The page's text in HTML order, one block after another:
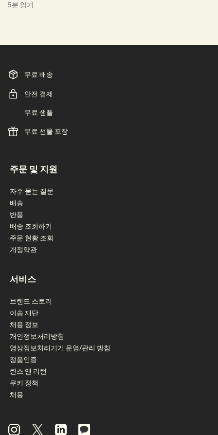
5분 읽기
무료 배송
안전 결제
무료 샘플
무료 선물 포장
주문 및 지원
자주 묻는 질문
배송
반품
배송 조회하기
주문 현황 조회
개정약관
서비스
브랜드 스토리
이솝 재단
채용 정보
개인정보처리방침
영상정보처리기기 운영/관리 방침
정품인증
린스 앤 리턴
쿠키 정책
채용